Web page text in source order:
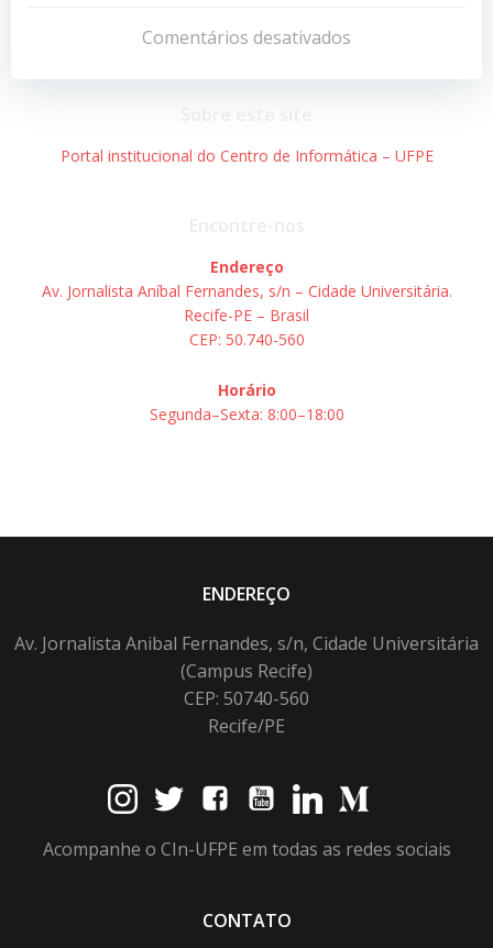
Post
de
Post
Comentários desativados
Portal institucional do Centro de Informática – UFPE
Endereço
Av. Jornalista Aníbal Fernandes, s/n – Cidade Universitária.
Recife-PE – Brasil
CEP: 50.740-560
Horário
Segunda–Sexta: 8:00–18:00
ENDEREÇO
Av. Jornalista Anibal Fernandes, s/n, Cidade Universitária
(Campus Recife)
CEP: 50740-560
Recife/PE
Acompanhe o CIn-UFPE em todas as redes sociais
CONTATO